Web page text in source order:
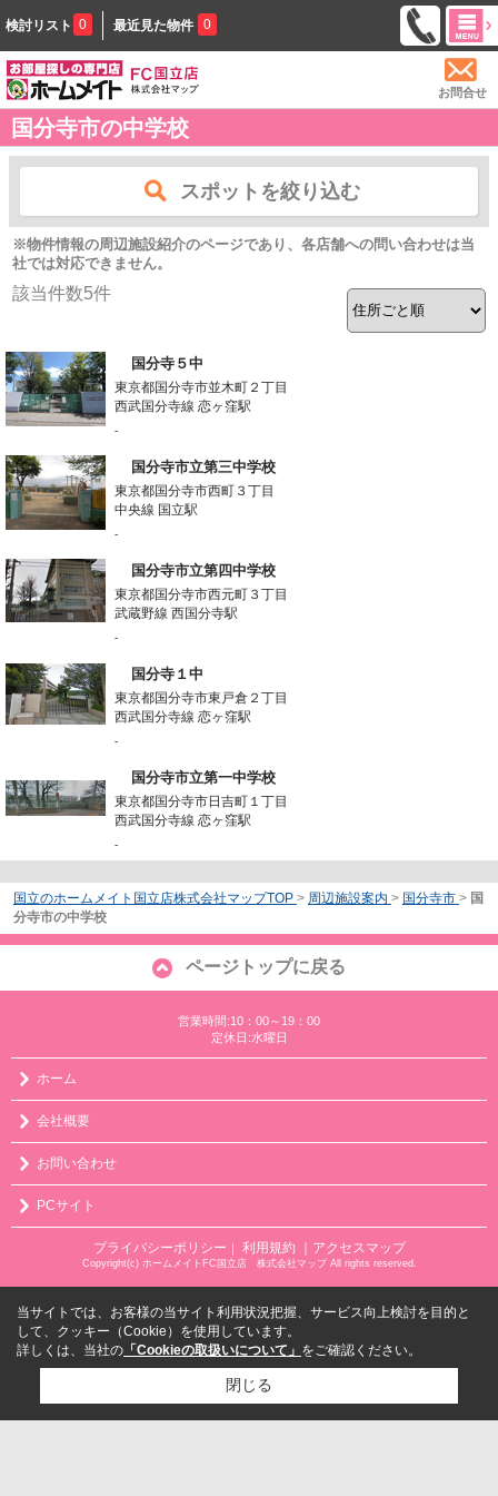
検討リスト 0 最近見た物件 0
お問合せ
国分寺市の中学校
スポットを絞り込む
※物件情報の周辺施設紹介のページであり、各店舗への問い合わせは当
社では対応できません。
該当件数5件
国分寺５中
東京都国分寺市並木町２丁目
西武国分寺線 恋ヶ窪駅
-
国分寺市立第三中学校
東京都国分寺市西町３丁目
中央線 国立駅
-
国分寺市立第四中学校
東京都国分寺市西元町３丁目
武蔵野線 西国分寺駅
-
国分寺１中
東京都国分寺市東戸倉２丁目
西武国分寺線 恋ヶ窪駅
-
国分寺市立第一中学校
東京都国分寺市日吉町１丁目
西武国分寺線 恋ヶ窪駅
-
国立のホームメイト国立店株式会社マップTOP > 周辺施設案内 > 国分寺市 > 国
分寺市の中学校
ページトップに戻る
営業時間:10：00～19：00
定休日:水曜日
ホーム
会社概要
お問い合わせ
PCサイト
プライバシーポリシー ｜ 利用規約 ｜アクセスマップ
Copyright(c) ホームメイトFC国立店 株式会社マップ All rights reserved.
当サイトでは、お客様の当サイト利用状況把握、サービス向上検討を目的と
して、クッキー（Cookie）を使用しています。
詳しくは、当社の 「Cookieの取扱いについて」 をご確認ください。
閉じる